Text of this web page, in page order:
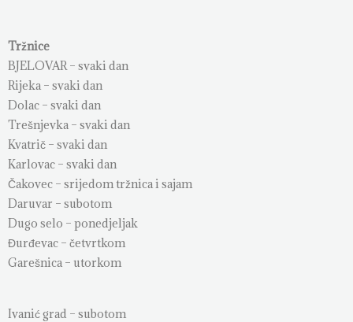
Tržnice
BJELOVAR – svaki dan
Rijeka – svaki dan
Dolac – svaki dan
Trešnjevka – svaki dan
Kvatrič – svaki dan
Karlovac – svaki dan
Čakovec – srijedom tržnica i sajam
Daruvar – subotom
Dugo selo – ponedjeljak
Đurđevac – četvrtkom
Garešnica – utorkom
Ivanić grad – subotom